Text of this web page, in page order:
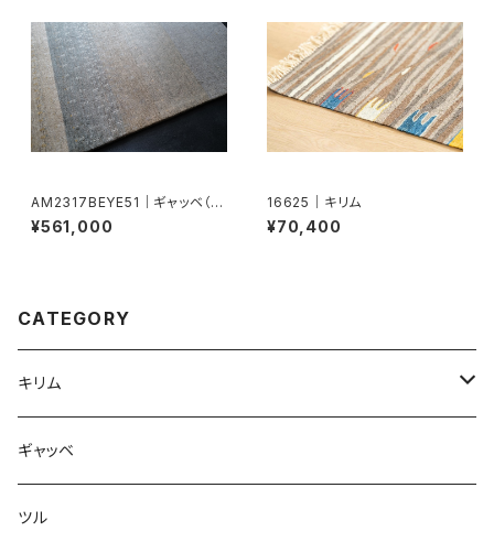
AM2317BEYE51｜ギャッベ（ア
メレ）
¥561,000
16625｜キリム
¥70,400
CATEGORY
キリム
ドホク
ギャッベ
ツル